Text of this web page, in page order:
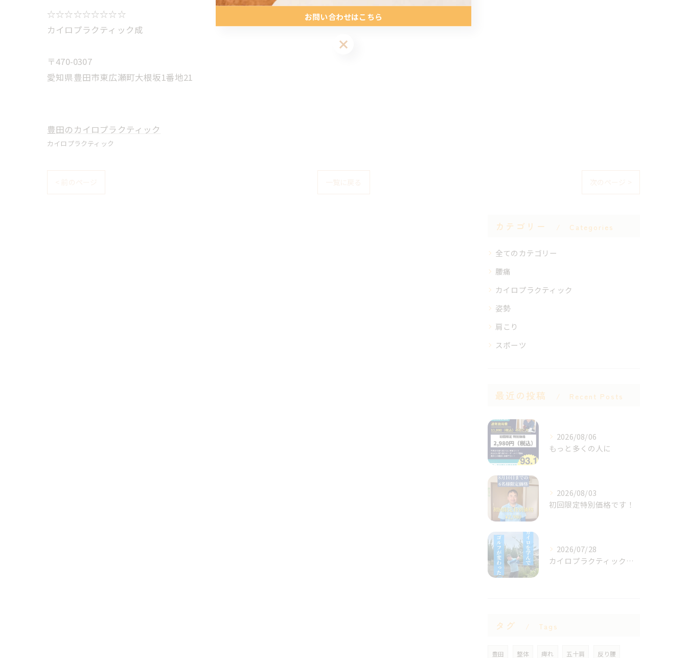
☆☆☆☆☆☆☆☆☆
カイロプラクティック成
〒470-0307
愛知県豊田市東広瀬町大根坂1番地21
豊田のカイロプラクティック
カイロプラクティック
カテゴリー Categories
全てのカテゴリー
腰痛
カイロプラクティック
姿勢
肩こり
スポーツ
最近の投稿 Recent Posts
2026/08/06
もっと多くの人に
2026/08/03
初回限定特別価格です！
2026/07/28
カイロプラクティックを元に
タグ Tags
豊田 整体 痺れ 五十肩 反り腰
お問い合わせはこちら
お問い合わせはこちら